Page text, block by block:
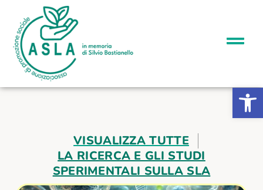
Apri la
VISUALIZZA TUTTE
LA RICERCA E GLI STUDI
SPERIMENTALI SULLA SLA